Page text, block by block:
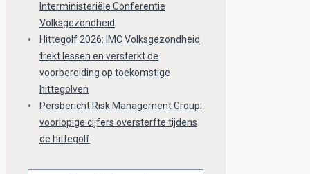
Interministeriële Conferentie
Volksgezondheid
Hittegolf 2026: IMC Volksgezondheid
trekt lessen en versterkt de
voorbereiding op toekomstige
hittegolven
Persbericht Risk Management Group:
voorlopige cijfers oversterfte tijdens
de hittegolf